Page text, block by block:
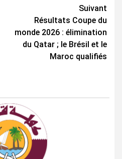
Suivant
Résultats Coupe du
monde 2026 : élimination
du Qatar ; le Brésil et le
Maroc qualifiés